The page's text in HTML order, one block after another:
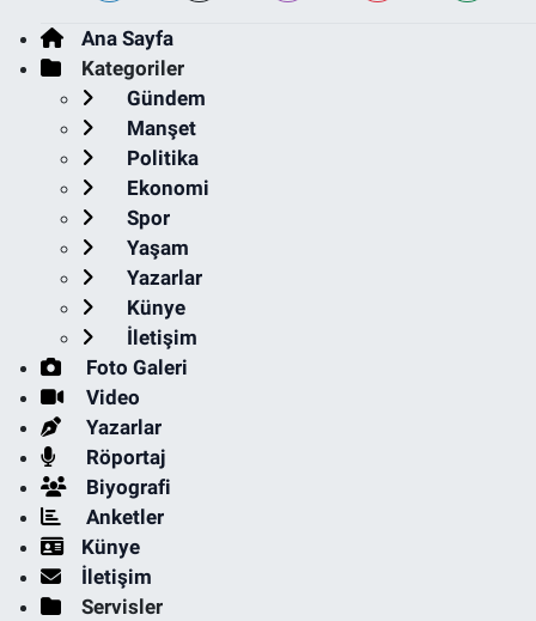
Ana Sayfa
Kategoriler
Gündem
Manşet
Politika
Ekonomi
Spor
Yaşam
Yazarlar
Künye
İletişim
Foto Galeri
Video
Yazarlar
Röportaj
Biyografi
Anketler
Künye
İletişim
Servisler